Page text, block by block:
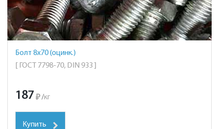
Болт 8х70 (оцинк.)
[ ГОСТ 7798-70, DIN 933 ]
187 ₽ /кг
Купить